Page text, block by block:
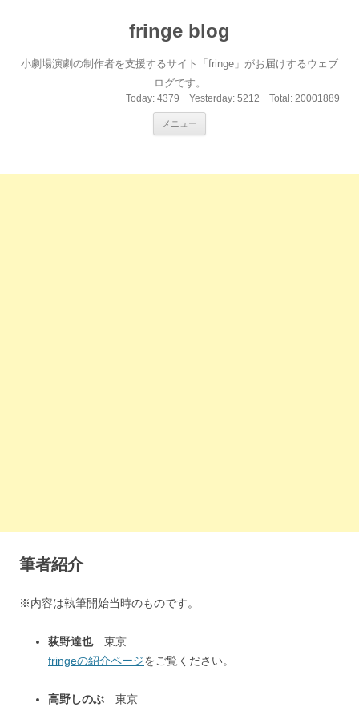
fringe blog
小劇場演劇の制作者を支援するサイト「fringe」がお届けするウェブ
ログです。
Today: 4379 Yesterday: 5212 Total: 20001889
メニュー
筆者紹介
※内容は執筆開始当時のものです。
荻野達也東京
fringeの紹介ページをご覧ください。
高野しのぶ 東京